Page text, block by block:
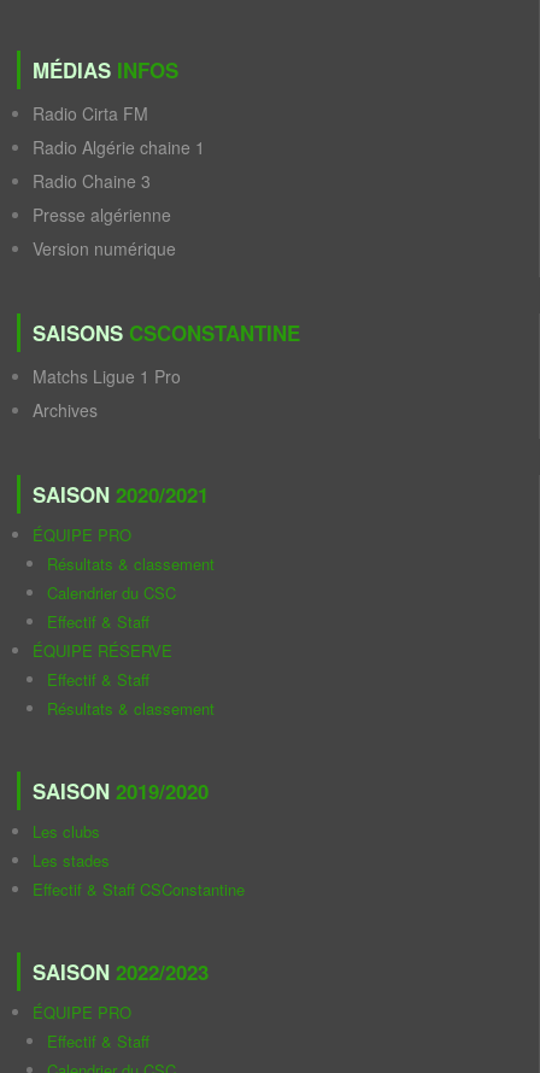
MÉDIAS INFOS
Radio Cirta FM
Radio Algérie chaine 1
Radio Chaine 3
Presse algérienne
Version numérique
SAISONS CSCONSTANTINE
Matchs Ligue 1 Pro
Archives
SAISON 2020/2021
ÉQUIPE PRO
Résultats & classement
Calendrier du CSC
Effectif & Staff
ÉQUIPE RÉSERVE
Effectif & Staff
Résultats & classement
SAISON 2019/2020
Les clubs
Les stades
Effectif & Staff CSConstantine
SAISON 2022/2023
ÉQUIPE PRO
Effectif & Staff